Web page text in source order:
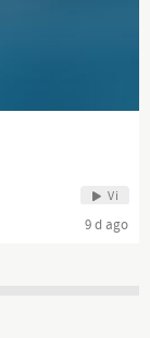
Vi
9 d ago